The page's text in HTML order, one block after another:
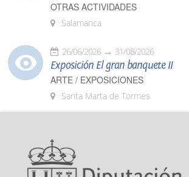
OTRAS ACTIVIDADES
Salamanca
26/06/2026 31/08/2026
Exposición El gran banquete II
ARTE / EXPOSICIONES
Santa Marta de Tormes